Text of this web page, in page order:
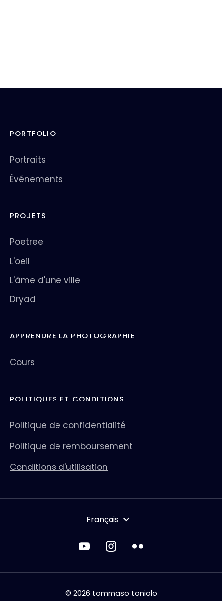
PORTFOLIO
Portraits
Événements
PROJETS
Poetree
L'oeil
L'âme d'une ville
Dryad
APPRENDRE LA PHOTOGRAPHIE
Cours
POLITIQUES ET CONDITIONS
Politique de confidentialité
Politique de remboursement
Conditions d'utilisation
Français
© 2026 tommaso toniolo